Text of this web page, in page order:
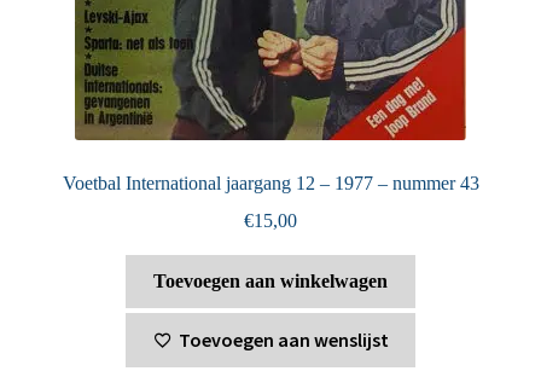
Voetbal International jaargang 12 – 1977 – nummer 43
€15,00
Toevoegen aan winkelwagen
Toevoegen aan wenslijst